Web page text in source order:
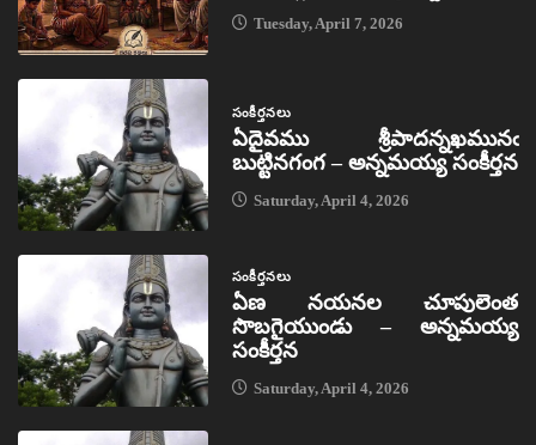
Tuesday, April 7, 2026
సంకీర్తనలు
ఏదైవము శ్రీపాదన్నఖమునఁ
బుట్టినగంగ – అన్నమయ్య సంకీర్తన
Saturday, April 4, 2026
సంకీర్తనలు
ఏణ నయనల చూపులెంత
సొబగైయుండు – అన్నమయ్య
సంకీర్తన
Saturday, April 4, 2026